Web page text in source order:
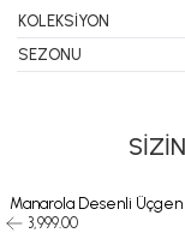
KOLEKSİYON
SEZONU
Manarola Desenli Üçgen
₺ 13,999.00